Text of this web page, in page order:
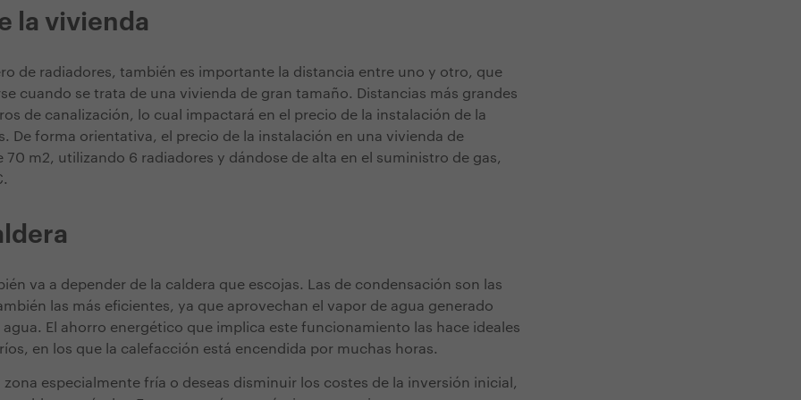
la vivienda
de radiadores, también es importante la distancia entre uno y otro, que
cuando se trata de una vivienda de gran tamaño. Distancias más grandes
de canalización, lo cual impactará en el precio de la instalación de la
De forma orientativa, el precio de la instalación en una vivienda de
m2, utilizando 6 radiadores y dándose de alta en el suministro de gas,
va a depender de la caldera que escojas. Las de condensación son las
las más eficientes, ya que aprovechan el vapor de agua generado
El ahorro energético que implica este funcionamiento las hace ideales
en los que la calefacción está encendida por muchas horas.
zona especialmente fría o deseas disminuir los costes de la inversión inicial,